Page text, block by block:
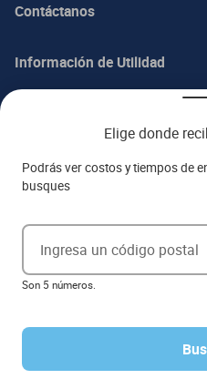
Elige donde
Podrás ver costos y tiempos de
busques
Ingresa un código postal
Son 5 números.
Contáctanos
Información de Utilidad
Acerca de ITALIKA
Aviso de privacidad
Ejerce tus derechos ARCO
Términos y condiciones
Las promociones dewww.italika.mxpueden
formato de los precios puede verse afectado
Derechos